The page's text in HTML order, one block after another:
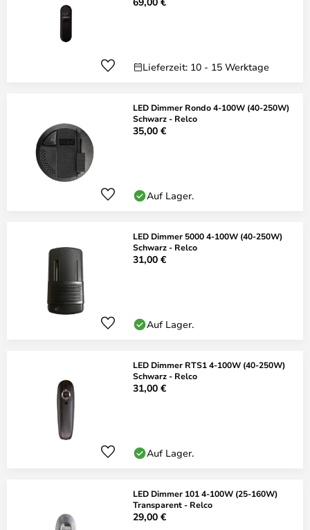
Lieferzeit: 10 - 15 Werktage
LED Dimmer Rondo 4-100W (40-250W)
Schwarz - Relco
35,00 €
Auf Lager.
LED Dimmer 5000 4-100W (40-250W)
Schwarz - Relco
31,00 €
Auf Lager.
LED Dimmer RTS1 4-100W (40-250W)
Schwarz - Relco
31,00 €
Auf Lager.
LED Dimmer 101 4-100W (25-160W)
Transparent - Relco
29,00 €